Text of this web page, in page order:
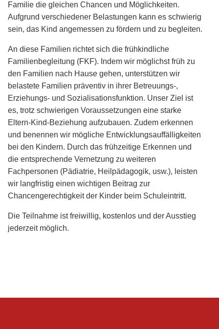
Familie die gleichen Chancen und Möglichkeiten.
Aufgrund verschiedener Belastungen kann es schwierig
sein, das Kind angemessen zu fördern und zu begleiten.
An diese Familien richtet sich die frühkindliche
Familienbegleitung (FKF). Indem wir möglichst früh zu
den Familien nach Hause gehen, unterstützen wir
belastete Familien präventiv in ihrer Betreuungs-,
Erziehungs- und Sozialisationsfunktion. Unser Ziel ist
es, trotz schwierigen Voraussetzungen eine starke
Eltern-Kind-Beziehung aufzubauen. Zudem erkennen
und benennen wir mögliche Entwicklungsauffälligkeiten
bei den Kindern. Durch das frühzeitige Erkennen und
die entsprechende Vernetzung zu weiteren
Fachpersonen (Pädiatrie, Heilpädagogik, usw.), leisten
wir langfristig einen wichtigen Beitrag zur
Chancengerechtigkeit der Kinder beim Schuleintritt.
Die Teilnahme ist freiwillig, kostenlos und der Ausstieg
jederzeit möglich.